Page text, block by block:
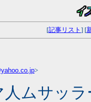
[記事リスト ] [
>
ムサッ